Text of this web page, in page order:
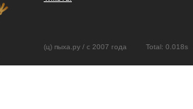
(ц) пыха.ру / с 2007 года Total: